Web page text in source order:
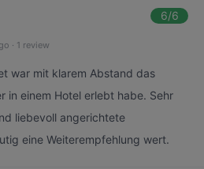
6/6
· 1 review
war mit klarem Abstand das
in einem Hotel erlebt habe. Sehr
liebevoll angerichtete
eine Weiterempfehlung wert.